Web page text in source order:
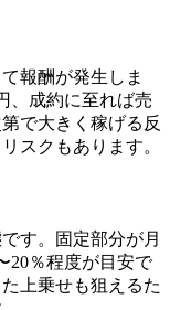
報酬が発生しま
、成約に至れば売
で大きく稼げる反
スクもあります。
す。固定部分が月
20％程度が目安で
上乗せも狙えるた